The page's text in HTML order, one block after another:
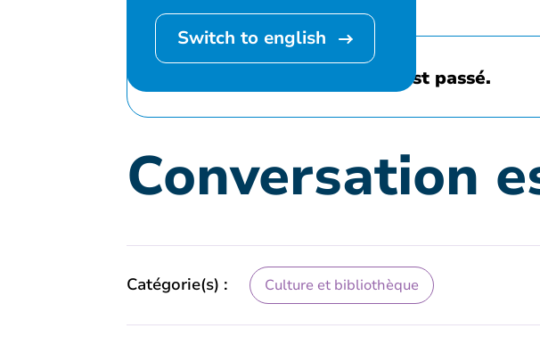
Switch to english
Cet événement est passé.
Conversation
Catégorie(s) : Culture et bibliothèque